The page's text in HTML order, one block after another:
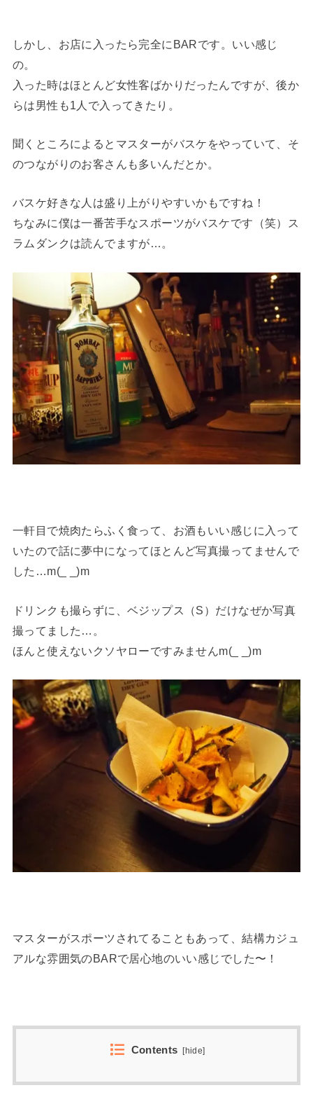
しかし、お店に入ったら完全にBARです。いい感じ
の。
入った時はほとんど女性客ばかりだったんですが、後か
らは男性も1人で入ってきたり。
聞くところによるとマスターがバスケをやっていて、そ
のつながりのお客さんも多いんだとか。
バスケ好きな人は盛り上がりやすいかもですね！
ちなみに僕は一番苦手なスポーツがバスケです（笑）ス
ラムダンクは読んでますが…。
一軒目で焼肉たらふく食って、お酒もいい感じに入って
いたので話に夢中になってほとんど写真撮ってませんで
した…m(_ _)m
ドリンクも撮らずに、ベジップス（S）だけなぜか写真
撮ってました…。
ほんと使えないクソヤローですみませんm(_ _)m
マスターがスポーツされてることもあって、結構カジュ
アルな雰囲気のBARで居心地のいい感じでした〜！
Contents [hide]